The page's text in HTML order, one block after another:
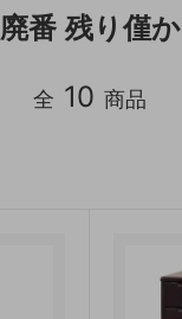
廃番 残り僅か
全 10 商品